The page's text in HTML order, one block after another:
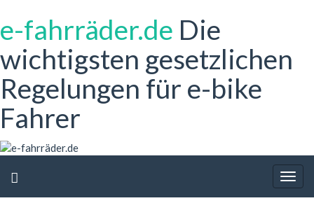
e-fahrräder.de Die
wichtigsten gesetzlichen
Regelungen für e-bike
Fahrer